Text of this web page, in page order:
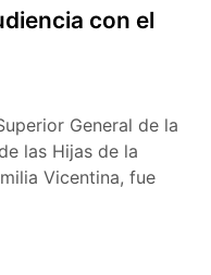
con el
General de la
las Hijas de la
Vicentina, fue